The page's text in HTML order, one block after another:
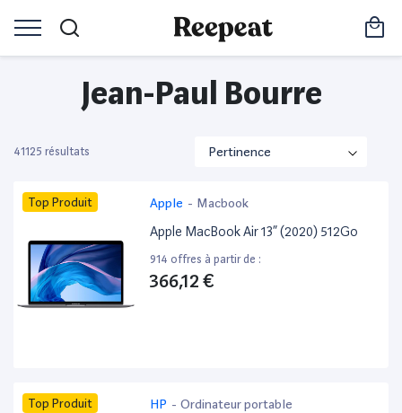
Jean-Paul Bourre
41125 résultats
Top Produit Apple - Macbook
Apple MacBook Air 13” (2020) 512Go
914 offres à partir de :
366,12 €
Top Produit HP - Ordinateur portable